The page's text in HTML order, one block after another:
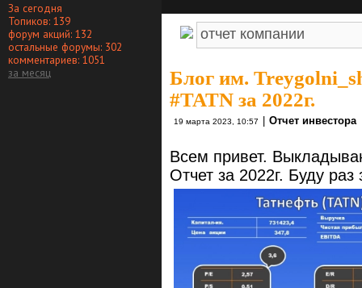
За сегодня
Топиков: 139
форум акций: 132
остальные форумы: 302
комментариев: 1051
за месяц
Блог им.
#TATN за 2022г.
19 марта 2023, 10:57 Отчет инвестора
Всем привет.
Отчет за 2022г. Буду